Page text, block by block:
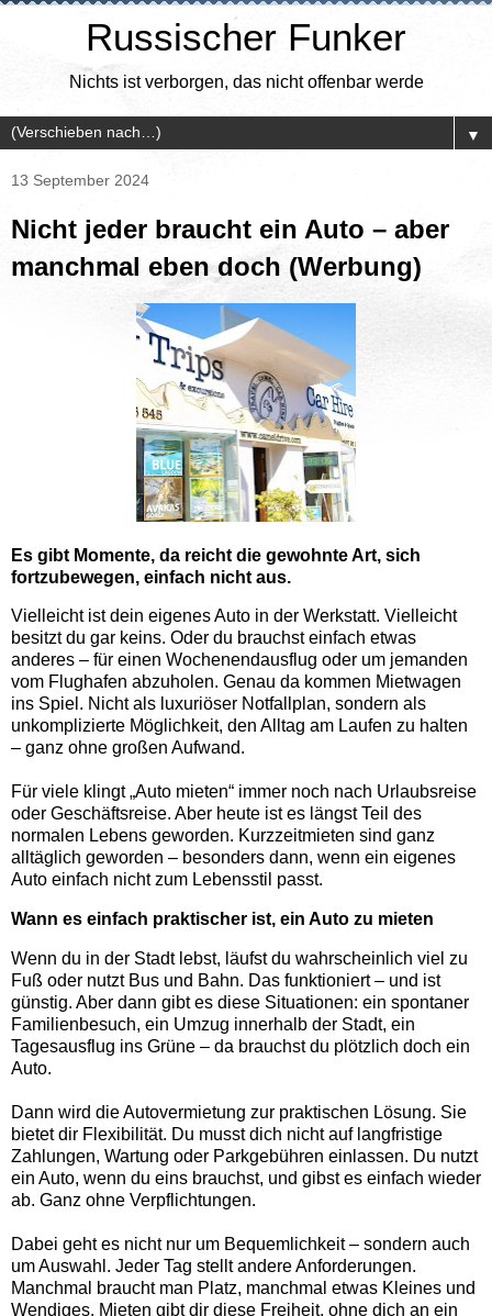
Russischer Funker
Nichts ist verborgen, das nicht offenbar werde
▼
13 September 2024
Nicht jeder braucht ein Auto – aber
manchmal eben doch (Werbung)
Es gibt Momente, da reicht die gewohnte Art, sich
fortzubewegen, einfach nicht aus.
Vielleicht ist dein eigenes Auto in der Werkstatt. Vielleicht
besitzt du gar keins. Oder du brauchst einfach etwas
anderes – für einen Wochenendausflug oder um jemanden
vom Flughafen abzuholen. Genau da kommen Mietwagen
ins Spiel. Nicht als luxuriöser Notfallplan, sondern als
unkomplizierte Möglichkeit, den Alltag am Laufen zu halten
– ganz ohne großen Aufwand.
Für viele klingt „Auto mieten“ immer noch nach Urlaubsreise
oder Geschäftsreise. Aber heute ist es längst Teil des
normalen Lebens geworden. Kurzzeitmieten sind ganz
alltäglich geworden – besonders dann, wenn ein eigenes
Auto einfach nicht zum Lebensstil passt.
Wann es einfach praktischer ist, ein Auto zu mieten
Wenn du in der Stadt lebst, läufst du wahrscheinlich viel zu
Fuß oder nutzt Bus und Bahn. Das funktioniert – und ist
günstig. Aber dann gibt es diese Situationen: ein spontaner
Familienbesuch, ein Umzug innerhalb der Stadt, ein
Tagesausflug ins Grüne – da brauchst du plötzlich doch ein
Auto.
Dann wird die Autovermietung zur praktischen Lösung. Sie
bietet dir Flexibilität. Du musst dich nicht auf langfristige
Zahlungen, Wartung oder Parkgebühren einlassen. Du nutzt
ein Auto, wenn du eins brauchst, und gibst es einfach wieder
ab. Ganz ohne Verpflichtungen.
Dabei geht es nicht nur um Bequemlichkeit – sondern auch
um Auswahl. Jeder Tag stellt andere Anforderungen.
Manchmal braucht man Platz, manchmal etwas Kleines und
Wendiges. Mieten gibt dir diese Freiheit, ohne dich an ein